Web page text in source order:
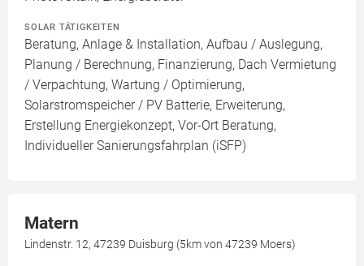
SOLAR TÄTIGKEITEN
Beratung, Anlage & Installation, Aufbau / Auslegung,
Planung / Berechnung, Finanzierung, Dach Vermietung
/ Verpachtung, Wartung / Optimierung,
Solarstromspeicher / PV Batterie, Erweiterung,
Erstellung Energiekonzept, Vor-Ort Beratung,
Individueller Sanierungsfahrplan (iSFP)
Matern
Lindenstr. 12, 47239 Duisburg (5km von 47239 Moers)